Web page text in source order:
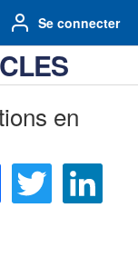
Se connecter
en
Facebook Twitter